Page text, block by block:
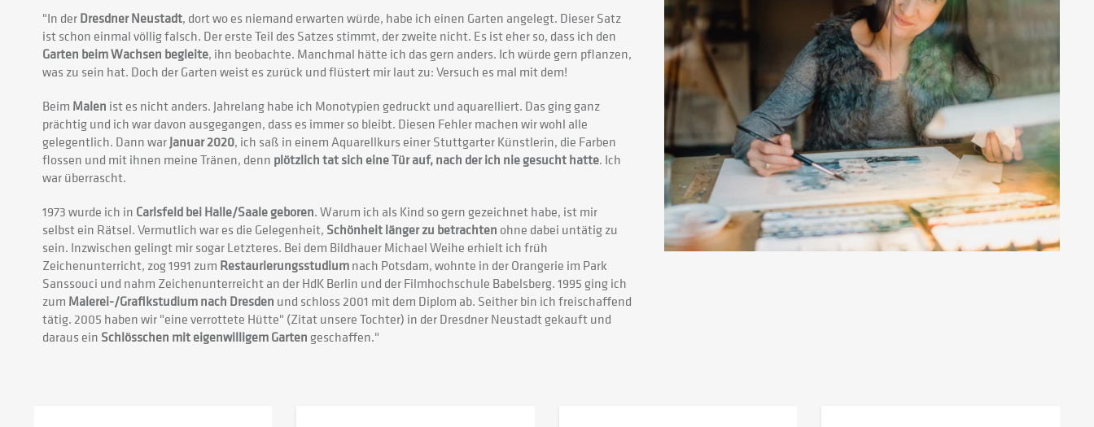
"In derDresdner Neustadt, dort wo es niemand erwarten würde, habe ich einen Garten angelegt. Dieser Satz
ist schon einmal völlig falsch. Der erste Teil des Satzes stimmt, der zweite nicht. Es ist eher so, dass ich den
Garten beim Wachsen begleite, ihn beobachte. Manchmal hätte ich das gern anders. Ich würde gern pflanzen,
was zu sein hat. Doch der Garten weist es zurück und flüstert mir laut zu: Versuch es mal mit dem!
Beim Malen ist es nicht anders. Jahrelang habe ich Monotypien gedruckt und aquarelliert. Das ging ganz
prächtig und ich war davon ausgegangen, dass es immer so bleibt. Diesen Fehler machen wir wohl alle
gelegentlich. Dann warJanuar 2020, ich saß in einem Aquarellkurs einer Stuttgarter Künstlerin, die Farben
flossen und mit ihnen meine Tränen, denn plötzlich tat sich eine Tür auf, nach der ich nie gesucht hatte. Ich
war überrascht.
1973 wurde ich in Carlsfeld bei Halle/Saale geboren. Warum ich als Kind so gern gezeichnet habe, ist mir
selbst ein Rätsel. Vermutlich war es die Gelegenheit, Schönheit länger zu betrachten ohne dabei untätig zu
sein. Inzwischen gelingt mir sogar Letzteres. Bei dem Bildhauer Michael Weihe erhielt ich früh
Zeichenunterricht, zog 1991 zum Restaurierungsstudiumnach Potsdam, wohnte in der Orangerie im Park
Sanssouci und nahm Zeichenunterreicht an der HdK Berlin und der Filmhochschule Babelsberg. 1995 ging ich
zum Malerei-/Grafikstudium nach Dresden und schloss 2001 mit dem Diplom ab. Seither bin ich freischaffend
tätig. 2005 haben wir "eine verrottete Hütte" (Zitat unsere Tochter) in der Dresdner Neustadt gekauft und
daraus ein Schlösschen mit eigenwilligem Gartengeschaffen."